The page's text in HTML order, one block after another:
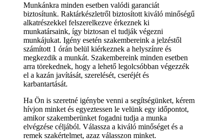
Munkánkra minden esetben valódi garanciát
biztosítunk. Raktárkészletről biztosított kiváló minőségű
alkatrészekkel felszerelkezve érkeznek ki
munkatársaink, így biztosan el tudják végezni
munkájukat. Igény esetén szakembereink a jelzéstől
számított 1 órán belül kiérkeznek a helyszínre és
megkezdik a munkát. Szakembereink minden esetben
arra törekednek, hogy a lehető legolcsóbban végezzék
el a kazán javítását, szerelését, cseréjét és
karbantartását.
Ha Ön is szeretné igénybe venni a segítségünket, kérem
hívjon minket és egyeztessen le velünk egy időpontot,
amikor szakemberünket fogadni tudja a munka
elvégzése céljából. Válassza a kiváló minőséget és a
remek szakértelmet, azaz válasszon minket.